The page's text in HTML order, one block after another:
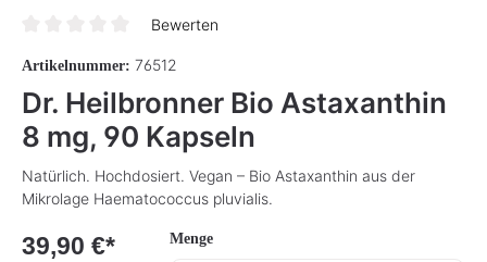
Bewerten
Artikelnummer: 76512
Dr. Heilbronner Bio Astaxanthin
8 mg, 90 Kapseln
Natürlich. Hochdosiert. Vegan – Bio Astaxanthin aus der
Mikrolage Haematococcus pluvialis.
39,90 €* Mengeauswählen